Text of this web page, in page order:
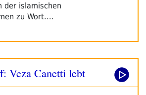
der islamischen
zu Wort.…
Veza Canetti lebt